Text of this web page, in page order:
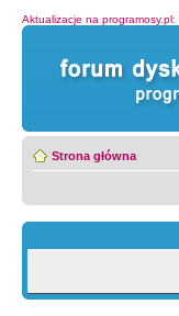
Aktualizacje na programosy.pl:
Strona główna